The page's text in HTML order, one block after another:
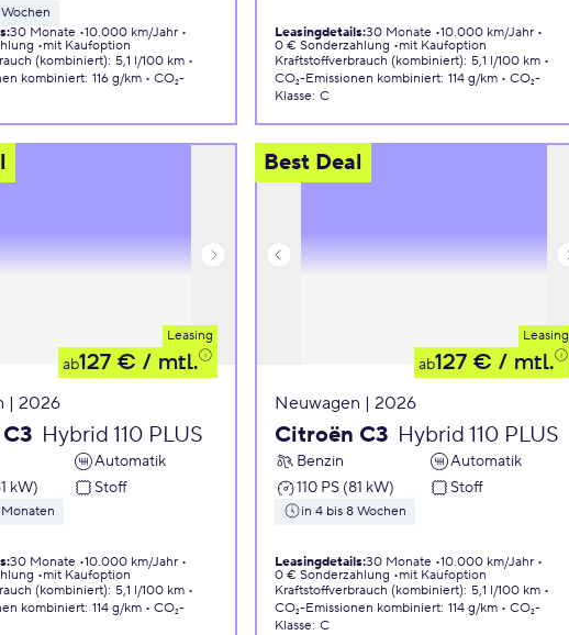
:30 Monate 10.000 km/Jahr
mit Kaufoption
(kombiniert): 5,1 l/100 km
kombiniert: 116 g/km
CO₂-
Leasingdetails:30 Monate 10.000 km/Jahr
0 € Sonderzahlung
mit Kaufoption
Kraftstoffverbrauch (kombiniert): 5,1 l/100 km
CO₂-Emissionen kombiniert: 114 g/km
CO₂-
Klasse: C
Leasing
ab127 € / mtl.
| 2026
Hybrid 110 PLUS
Automatik
kW)
Stoff
:30 Monate 10.000 km/Jahr
mit Kaufoption
(kombiniert): 5,1 l/100 km
kombiniert: 114 g/km
CO₂-
Best Deal
Leasing
ab127 € / mtl.
Neuwagen | 2026
Citroën C3 Hybrid 110 PLUS
Benzin
Automatik
110 PS (81 kW)
Stoff
in 4 bis 8 Wochen
Leasingdetails:30 Monate 10.000 km/Jahr
0 € Sonderzahlung
mit Kaufoption
Kraftstoffverbrauch (kombiniert): 5,1 l/100 km
CO₂-Emissionen kombiniert: 114 g/km
CO₂-
Klasse: C